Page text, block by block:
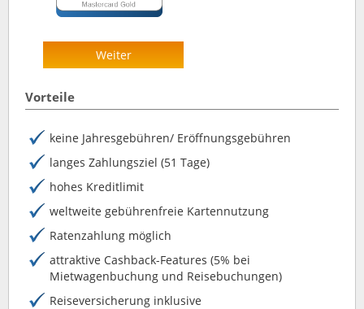
Weiter
Vorteile
keine Jahresgebühren/ Eröffnungsgebühren
langes Zahlungsziel (51 Tage)
hohes Kreditlimit
weltweite gebührenfreie Kartennutzung
Ratenzahlung möglich
attraktive Cashback-Features (5% bei
Mietwagenbuchung und Reisebuchungen)
Reiseversicherung inklusive